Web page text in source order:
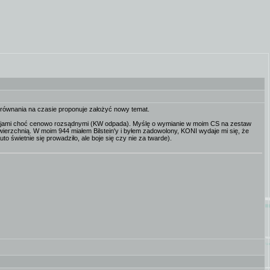
na czasie proponuje założyć nowy temat.
choć cenowo rozsądnymi (KW odpada). Myślę o wymianie w moim CS na zestaw
W moim 944 miałem Bilstein'y i byłem zadowolony, KONI wydaje mi się, że
świetnie się prowadziło, ale boje się czy nie za twarde).